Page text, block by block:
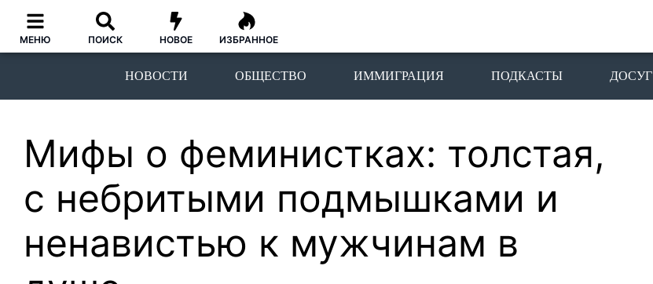
МЕНЮ ПОИСК НОВОЕ ИЗБРАННОЕ
НОВОСТИ ОБЩЕСТВО ИММИГРАЦИЯ ПОДКАСТЫ ДОСУГ
Мифы о феминистках: толстая,
с небритыми подмышками и
ненавистью к мужчинам в